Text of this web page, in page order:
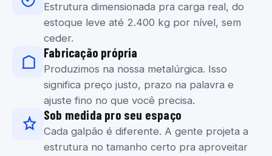
Estrutura dimensionada pra carga real, do
estoque leve até 2.400 kg por nível, sem
ceder.
Fabricação própria
Produzimos na nossa metalúrgica. Isso
significa preço justo, prazo na palavra e
ajuste fino no que você precisa.
Sob medida pro seu espaço
Cada galpão é diferente. A gente projeta a
estrutura no tamanho certo pra aproveitar